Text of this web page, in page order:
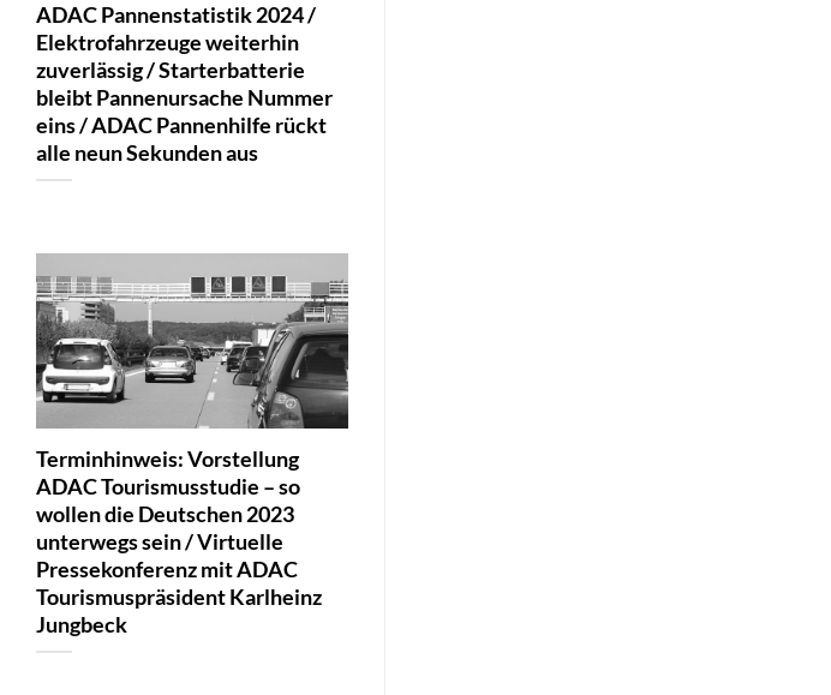
ADAC Pannenstatistik 2024 /
Elektrofahrzeuge weiterhin
zuverlässig / Starterbatterie
bleibt Pannenursache Nummer
eins / ADAC Pannenhilfe rückt
alle neun Sekunden aus
Terminhinweis: Vorstellung
ADAC Tourismusstudie – so
wollen die Deutschen 2023
unterwegs sein / Virtuelle
Pressekonferenz mit ADAC
Tourismuspräsident Karlheinz
Jungbeck